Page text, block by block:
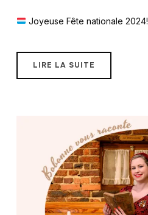
Joyeuse Fête nationale 2024!
LIRE LA SUITE